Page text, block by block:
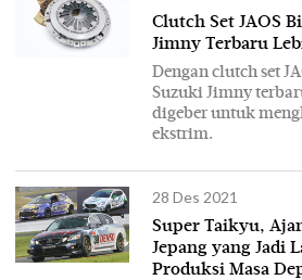
Clutch Set JAOS
Jimny Terbaru
Dengan clutch set
Suzuki Jimny
digeber untuk
ekstrim.
28 Des 2021
Super Taikyu,
Jepang yang Jadi
Produksi Masa